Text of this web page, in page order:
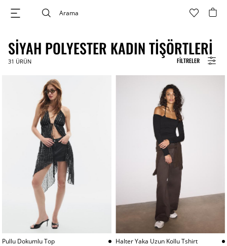
FILTRELER
SIYAH POLYESTER KADIN TIŞÖRTLERI
31 ÜRÜN
Pullu Dokumlu Top
Halter Yaka Uzun Kollu Tshirt